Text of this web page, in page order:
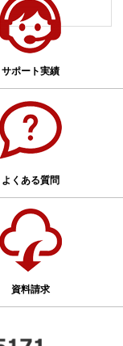
サポート実績
よくある質問
資料請求